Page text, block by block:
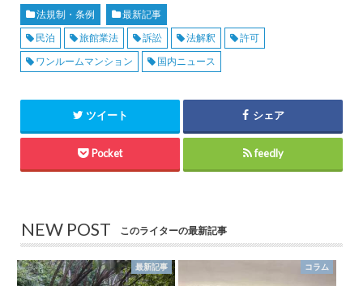
法規制・条例
最新記事
民泊
旅館業法 訴訟 法解釈
許可
ワンルームマンション
国内ニュース
ツイート シェア
Pocket feedly
NEW POST このライターの最新記事
最新記事 コラム